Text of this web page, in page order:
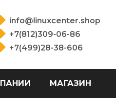
info@linuxcenter.shop
+7(812)309-06-86
+7(499)28-38-606
МАГАЗИН